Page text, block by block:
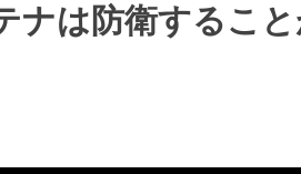
ナは防衛するこ